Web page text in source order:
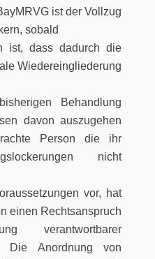
ist der Vollzug
sobald
dadurch die
Wiedereingliederung
Behandlung
davon auszugehen
Person die ihr
nicht
vor, hat
einen Rechtsanspruch
verantwortbarer
Die Anordnung von